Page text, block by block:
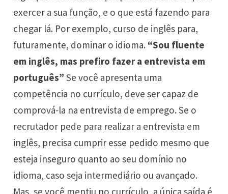
exercer a sua função, e o que está fazendo para
chegar lá. Por exemplo, curso de inglês para,
futuramente, dominar o idioma. “Sou fluente
em inglês, mas prefiro fazer a entrevista em
português”Se você apresenta uma
competência no currículo, deve ser capaz de
comprová-la na entrevista de emprego. Se o
recrutador pede para realizar a entrevista em
inglês, precisa cumprir esse pedido mesmo que
esteja inseguro quanto ao seu domínio no
idioma, caso seja intermediário ou avançado.